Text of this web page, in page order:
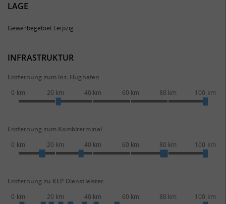
LAGE
Gewerbegebiet Leipzig
INFRASTRUKTUR
Entfernung zum int. Flughafen
0 km
20 km 40 km 60 km 80 km 100 km
Entfernung zum Kombiterminal
0 km
20 km 40 km 60 km 80 km 100 km
Entfernung zu KEP Dienstleister
0 km
20 km 40 km 60 km 80 km 100 km